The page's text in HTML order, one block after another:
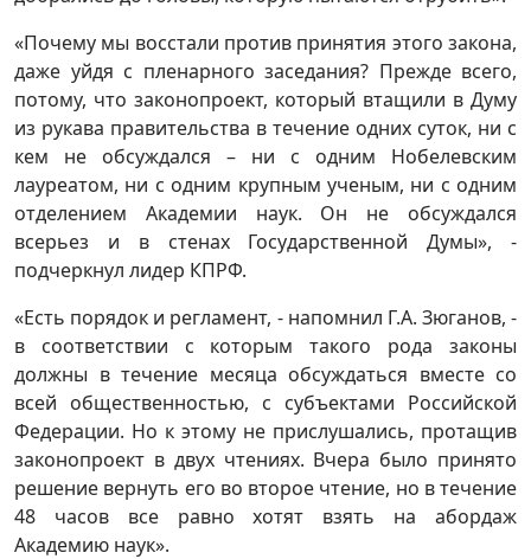
«Почему мы восстали против принятия этого закона,
даже уйдя с пленарного заседания? Прежде всего,
потому, что законопроект, который втащили в Думу
из рукава правительства в течение одних суток, ни с
кем не обсуждался – ни с одним Нобелевским
лауреатом, ни с одним крупным ученым, ни с одним
отделением Академии наук. Он не обсуждался
всерьез и в стенах Государственной Думы», -
подчеркнул лидер КПРФ.
«Есть порядок и регламент, - напомнил Г.А. Зюганов, -
в соответствии с которым такого рода законы
должны в течение месяца обсуждаться вместе со
всей общественностью, с субъектами Российской
Федерации. Но к этому не прислушались, протащив
законопроект в двух чтениях. Вчера было принято
решение вернуть его во второе чтение, но в течение
48 часов все равно хотят взять на абордаж
Академию наук».